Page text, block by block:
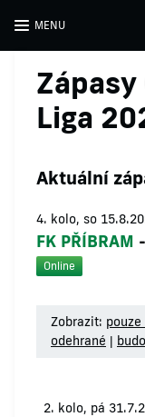
MENU
Liga
Aktuální
4. kolo, so
FK PŘÍBRAM -
Online
Zobrazit: pouze
odehrané |
2. kolo, pá